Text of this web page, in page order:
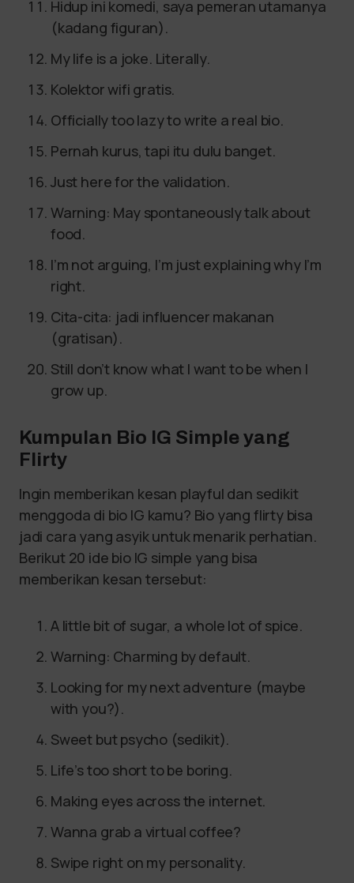
Hidup ini komedi, saya pemeran utamanya
(kadang figuran).
My life is a joke. Literally.
Kolektor wifi gratis.
Officially too lazy to write a real bio.
Pernah kurus, tapi itu dulu banget.
Just here for the validation.
Warning: May spontaneously talk about
food.
I’m not arguing, I’m just explaining why I’m
right.
Cita-cita: jadi influencer makanan
(gratisan).
Still don’t know what I want to be when I
grow up.
Kumpulan Bio IG Simple yang
Flirty
Ingin memberikan kesan playful dan sedikit
menggoda di bio IG kamu? Bio yang flirty bisa
jadi cara yang asyik untuk menarik perhatian.
Berikut 20 ide bio IG simple yang bisa
memberikan kesan tersebut:
A little bit of sugar, a whole lot of spice.
Warning: Charming by default.
Looking for my next adventure (maybe
with you?).
Sweet but psycho (sedikit).
Life’s too short to be boring.
Making eyes across the internet.
Wanna grab a virtual coffee?
Swipe right on my personality.